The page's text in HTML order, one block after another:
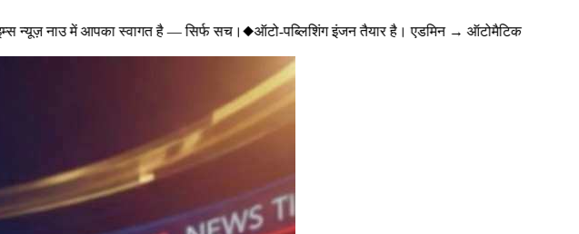
न्यूज़ नाउ में आपका स्वागत है — सिर्फ सच।◆ ऑटो-पब्लिशिंग इंजन तैयार है। एडमिन → ऑटोमैटिक